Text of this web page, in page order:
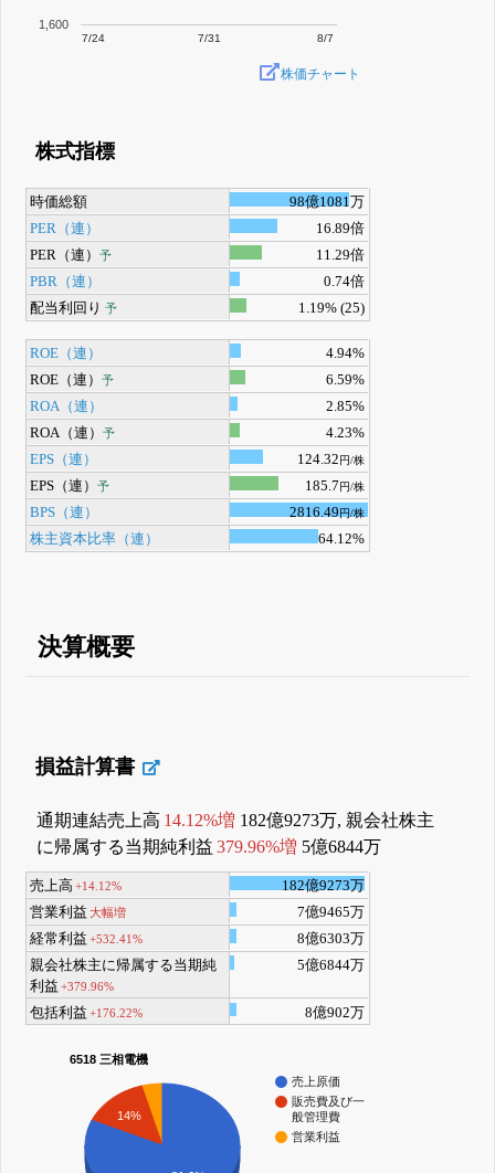
7/24 7/31 8/7
1,600
株価チャート
株式指標
時価総額
98億1081万
PER（連）
16.89倍
PER（連）予
11.29倍
PBR（連）
0.74倍
配当利回り 予 1.19% (25)
ROE（連）
4.94%
ROE（連）予
6.59%
ROA（連）
2.85%
ROA（連）予
4.23%
EPS（連）
124.32円/株
EPS（連）予 185.7円/株
BPS（連） 2816.49円/株
株主資本比率（連） 64.12%
決算概要
損益計算書
通期連結売上高 14.12%増 182億9273万, 親会社株主
に帰属する当期純利益 379.96%増 5億6844万
売上高 +14.12%
182億9273万
営業利益 大幅増
7億9465万
経常利益 +532.41%
8億6303万
親会社株主に帰属する当期純
利益 +379.96%
5億6844万
包括利益 +176.22% 8億902万
6518 三相電機
売上原価
販売費及び一
般管理費
営業利益
14%